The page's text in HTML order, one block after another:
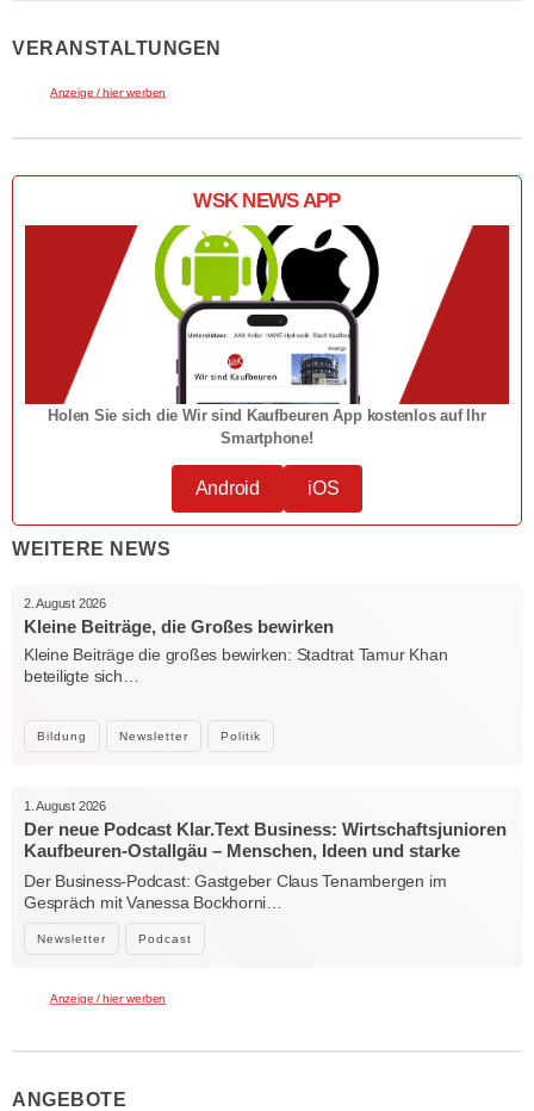
VERANSTALTUNGEN
Anzeige / hier werben
WSK NEWS APP
Holen Sie sich die Wir sind Kaufbeuren App kostenlos auf Ihr
Smartphone!
Android iOS
WEITERE NEWS
Bildung Newsletter Politik
2. August 2026
Kleine Beiträge, die Großes bewirken
Kleine Beiträge die großes bewirken: Stadtrat Tamur Khan
beteiligte sich…
Newsletter Podcast
1. August 2026
Der neue Podcast Klar.Text Business: Wirtschaftsjunioren
Kaufbeuren-Ostallgäu – Menschen, Ideen und starke
Verbindungen
Der Business-Podcast: Gastgeber Claus Tenambergen im
Gespräch mit Vanessa Bockhorni…
Anzeige / hier werben
ANGEBOTE